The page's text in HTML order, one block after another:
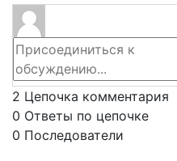
2 Цепочка комментария
0 Ответы по цепочке
0 Последователи